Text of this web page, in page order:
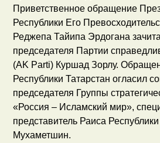
Приветственное обращение
Республики Его
Реджепа Тайипа Эрдогана
председателя Партии
(AK Parti) Куршад Зорлу.
Республики Татарстан огласил
председателя Группы
«Россия – Исламский мир»,
представитель Раиса
Мухаметшин.